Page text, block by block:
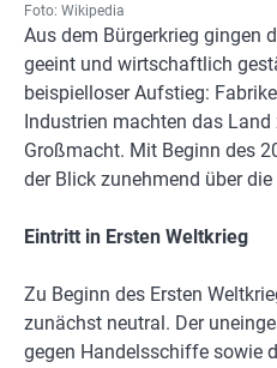
Foto: Wikipedia
Aus dem Bürgerkrieg gingen
geeint und wirtschaftlich
beispielloser Aufstieg:
Industrien machten das
Großmacht. Mit Beginn des
der Blick zunehmend über
Eintritt in Ersten Weltkrieg
Zu Beginn des Ersten
zunächst neutral. Der
gegen Handelsschiffe sowie